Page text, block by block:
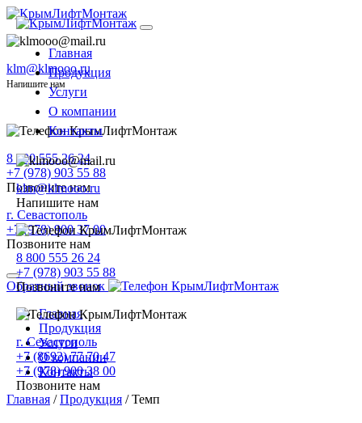
klm@klmooo.ru
Напишите нам
8 800 555 26 24
+7 (978) 903 55 88
Позвоните нам
г. Севастополь
+7 (978) 900 37 00
Позвоните нам
Обратный звонок
Главная
Продукция
Услуги
О компании
Контакты
Главная
Продукция
Услуги
О компании
Контакты
klm@klmooo.ru
Напишите нам
8 800 555 26 24
+7 (978) 903 55 88
Позвоните нам
г. Севастополь
+7 (8692) 77 70 47
+7 (978) 900 38 00
Позвоните нам
Главная / Продукция / Темп